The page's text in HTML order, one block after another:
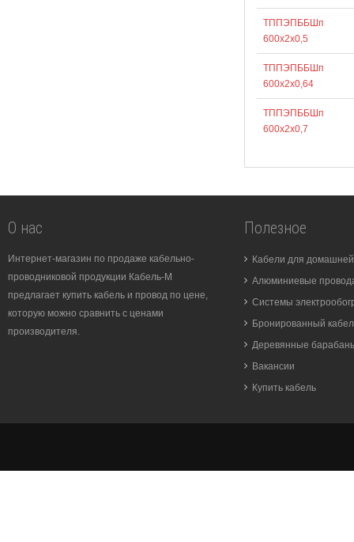
ТППЭПББШп
600х2х0,5
ТППЭПББШп
600х2х0,64
ТППЭПББШп
600х2х0,7
О нас
Интернет-магазин по продаже кабельно-
проводниковой продукции Кабель-М
предлагает купить кабель и провод по цене,
которую можно сравнить с ценами
производителя.
Полезное
Кабели для
Алюминиевые
Системы
Бронированный
Деревянные
Вакансии
Купить кабель